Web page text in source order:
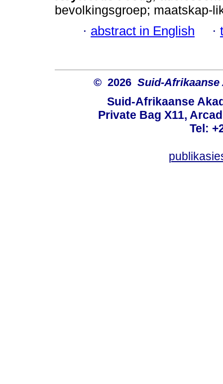
bevolkingsgroep; maatskap-
· abstract in English ·
© 2026 Suid-Afrikaanse
Suid-Afrikaanse
Private Bag X11,
Tel: